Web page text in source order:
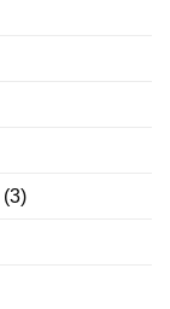
(3)